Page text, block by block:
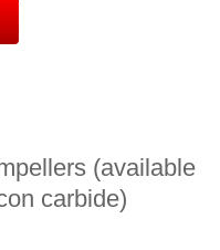
(available
carbide)